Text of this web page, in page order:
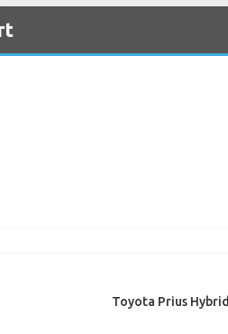
Toyota Prius Hybrid